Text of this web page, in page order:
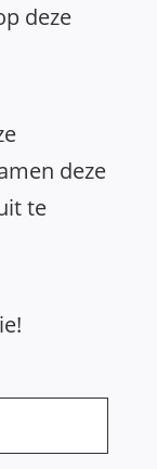
deze
deze
te